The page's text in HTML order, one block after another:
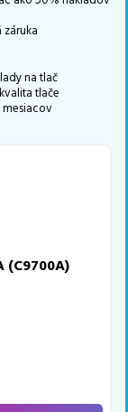
aby boli ihneď k
potreby
môžete sa na
na tlač
tlače
mesiacov
(C9700A)